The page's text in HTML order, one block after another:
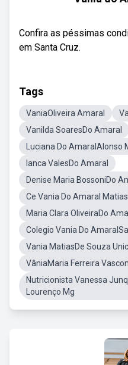
Confira as péssimas
em Santa Cruz.
Tags
VaniaOliveira Amaral
Vanilda SoaresDo Amaral
Luciana Do AmaralAlonso
Ianca ValesDo Amaral
Denise Maria BossoniDo
Ce Vania Do Amaral Matias
Maria Clara OliveiraDo
Colegio Vania Do
Vania MatiasDe Souza
VâniaMaria Ferreira
Nutricionista Vanessa
Lourenço Mg